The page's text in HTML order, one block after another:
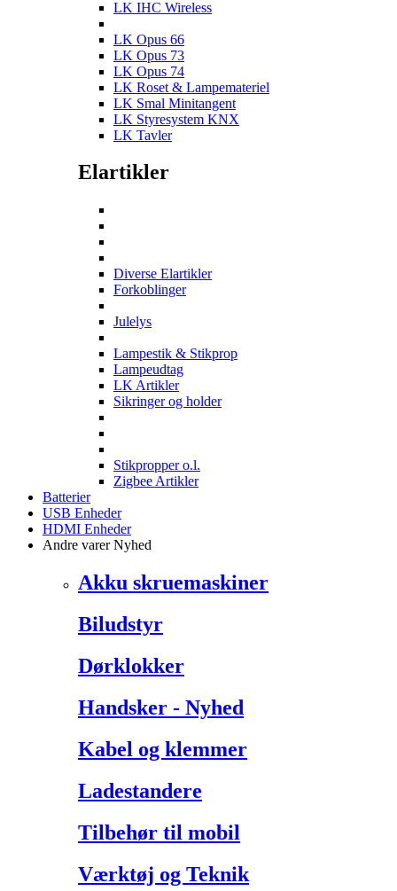
LK IHC Wireless
LK Opus 66
LK Opus 73
LK Opus 74
LK Roset & Lampemateriel
LK Smal Minitangent
LK Styresystem KNX
LK Tavler
Elartikler
Diverse Elartikler
Forkoblinger
Julelys
Lampestik & Stikprop
Lampeudtag
LK Artikler
Sikringer og holder
Stikpropper o.l.
Zigbee Artikler
Batterier
USB Enheder
HDMI Enheder
Andre varerNyhed
Akku skruemaskiner
Biludstyr
Dørklokker
Handsker - Nyhed
Kabel og klemmer
Ladestandere
Tilbehør til mobil
Værktøj og Teknik